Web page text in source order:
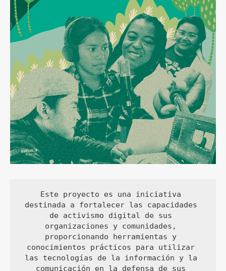
Este proyecto es una iniciativa
destinada a fortalecer las capacidades
de activismo digital de sus
organizaciones y comunidades,
proporcionando herramientas y
conocimientos prácticos para utilizar
las tecnologías de la información y la
comunicación en la defensa de sus